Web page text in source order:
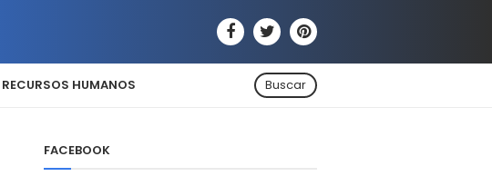
RECURSOS HUMANOS Buscar
FACEBOOK